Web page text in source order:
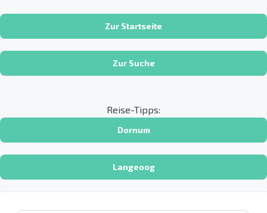
Zur Startseite
Zur Suche
Reise-Tipps:
Dornum
Langeoog